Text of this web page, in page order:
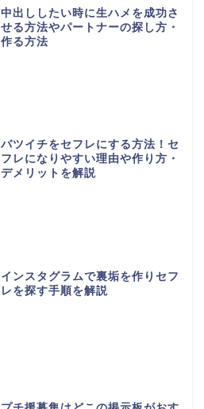
中出ししたい時に生ハメを成功さ
せる方法やパートナーの探し方・
作る方法
バツイチをセフレにする方法！セ
フレになりやすい理由や作り方・
デメリットを解説
インスタグラムで裏垢を作りセフ
レを探す手順を解説